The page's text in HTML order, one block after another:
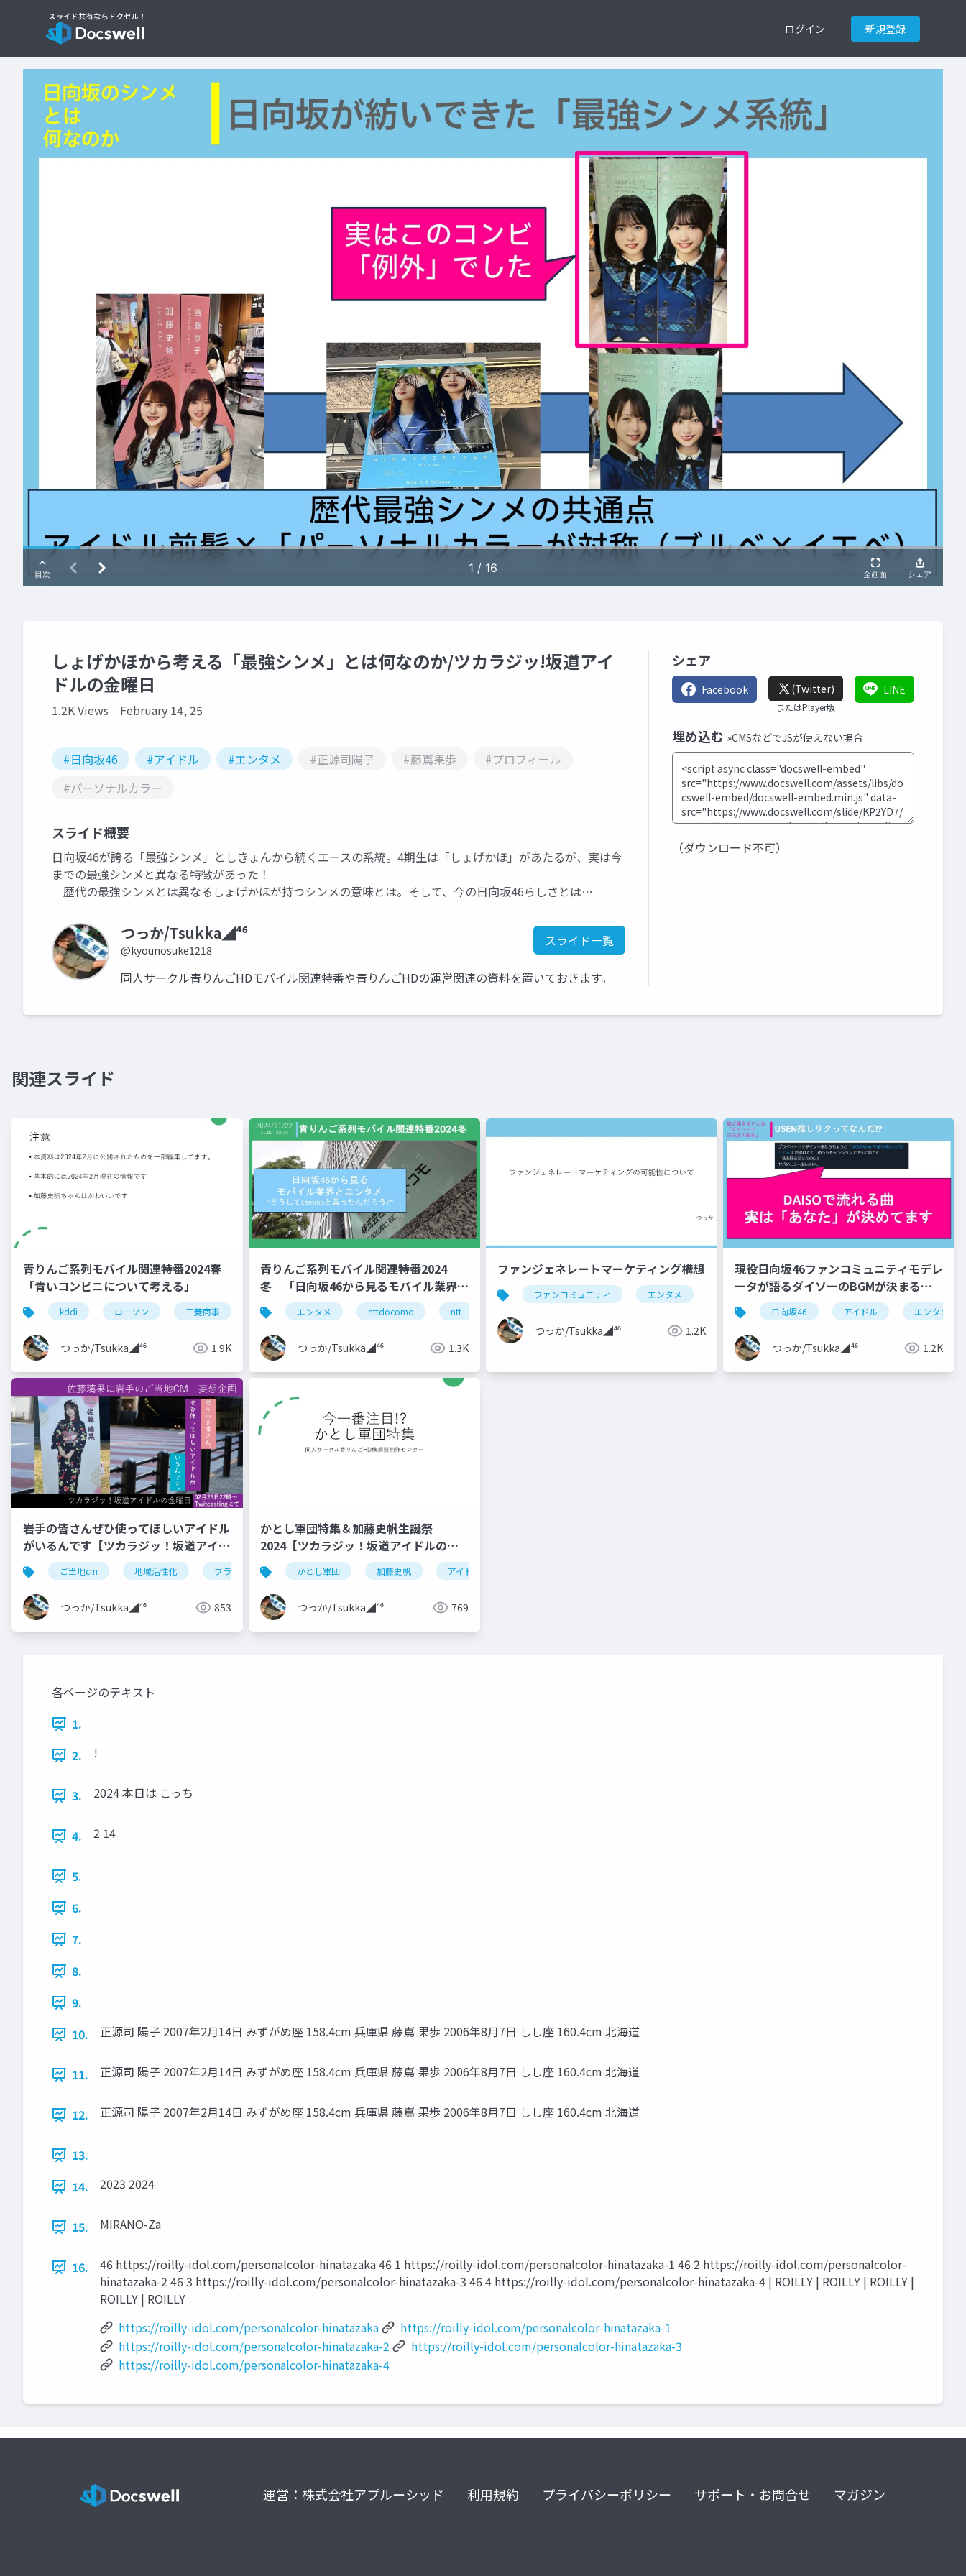
ログイン 新規登録
しょげかほから考える「最強シンメ」とは何なのか/ツカラジッ!坂道アイ
ドルの金曜日
1.2K Views February 14, 25
#日向坂46 #アイドル #エンタメ #正源司陽子 #藤嶌果歩
#プロフィール
#パーソナルカラー
スライド概要
日向坂46が誇る「最強シンメ」としきょんから続くエースの系統。4期生は「しょげかほ」があたるが、実は今
までの最強シンメと異なる特徴があった！
歴代の最強シンメとは異なるしょげかほが持つシンメの意味とは。そして、今の日向坂46らしさとは…
つっか/Tsukka◢⁴⁶
@kyounosuke1218
スライド一覧
同人サークル青りんごHDモバイル関連特番や青りんごHDの運営関連の資料を置いておきます。
シェア
Facebook (Twitter)
またはPlayer版
LINE
埋め込む »CMSなどでJSが使えない場合
（ダウンロード不可）
関連スライド
青りんご系列モバイル関連特番2024春
「青いコンビニについて考える」
kddi ローソン 三菱商事 エンタメ 垂直統合 nttdocomo
つっか/Tsukka◢⁴⁶ 1.9K
青りんご系列モバイル関連特番2024
冬 「日向坂46から見るモバイル業界と
エンタメ ~どうしてLeminoと言ったん
だろう?~」
エンタメ nttdocomo ntt
つっか/Tsukka◢⁴⁶ 1.3K
ファンジェネレートマーケティング構想
ファンコミュニティ エンタメ
つっか/Tsukka◢⁴⁶ 1.2K
現役日向坂46ファンコミュニティモデレ
ータが語るダイソーのBGMが決まる仕
組み
日向坂46 アイドル エンタメ
つっか/Tsukka◢⁴⁶ 1.2K
岩手の皆さんぜひ使ってほしいアイドル
がいるんです【ツカラジッ！坂道アイド
ルの金曜日】
ご当地cm 地域活性化 ブランディング 岩手県 乃木坂46 アイドル
つっか/Tsukka◢⁴⁶ 853
かとし軍団特集＆加藤史帆生誕祭
2024【ツカラジッ！坂道アイドルの金
曜日】 かとし軍団 加藤史帆 アイドル
つっか/Tsukka◢⁴⁶ 769
各ページのテキスト
1.
2.
!
3. 2024 本日は こっち
4. 2 14
5.
6.
7.
8.
9.
10.
正源司 陽子 2007年2月14日 みずがめ座 158.4cm 兵庫県 藤嶌 果歩 2006年8月7日 しし座 160.4cm 北海道
11. 正源司 陽子 2007年2月14日 みずがめ座 158.4cm 兵庫県 藤嶌 果歩 2006年8月7日 しし座 160.4cm 北海道
12. 正源司 陽子 2007年2月14日 みずがめ座 158.4cm 兵庫県 藤嶌 果歩 2006年8月7日 しし座 160.4cm 北海道
13.
14.
2023 2024
15. MIRANO-Za
16.
46 https://roilly-idol.com/personalcolor-hinatazaka 46 1 https://roilly-idol.com/personalcolor-hinatazaka-1 46 2 https://roilly-idol.com/personalcolor-
hinatazaka-2 46 3 https://roilly-idol.com/personalcolor-hinatazaka-3 46 4 https://roilly-idol.com/personalcolor-hinatazaka-4 | ROILLY | ROILLY | ROILLY |
ROILLY | ROILLY
https://roilly-idol.com/personalcolor-hinatazaka
https://roilly-idol.com/personalcolor-hinatazaka-1
https://roilly-idol.com/personalcolor-hinatazaka-2
https://roilly-idol.com/personalcolor-hinatazaka-3
https://roilly-idol.com/personalcolor-hinatazaka-4
運営：株式会社アプルーシッド 利用規約 プライバシーポリシー サポート・お問合せ マガジン